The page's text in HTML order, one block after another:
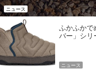
ニュース
ふかふかで
バー」シリ
ニュース